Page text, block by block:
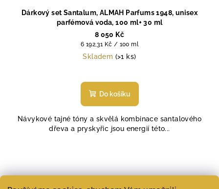
Dárkový set Santalum, ALMAH Parfums 1948, unisex
parfémová voda, 100 ml+ 30 ml
8 050 Kč
Měrná
cena:
6 192,31 Kč / 100 ml
Skladem (>1 ks)
Do košíku
Návykové tajné tóny a skvělá kombinace santalového
dřeva a pryskyřic jsou energií této...